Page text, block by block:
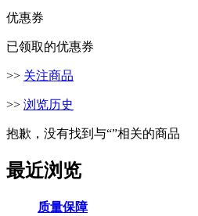
优惠券
已领取的优惠券
>> 关注商品
>> 浏览历史
抱歉，没有找到与“”相关的商品
最近浏览
质量保障